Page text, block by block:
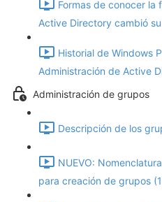
Formas de conocer la
Active Directory cambió
Historial de Windows
Administración de Active
Administración de grupos
Descripción de los
NUEVO:
para creación de grupos